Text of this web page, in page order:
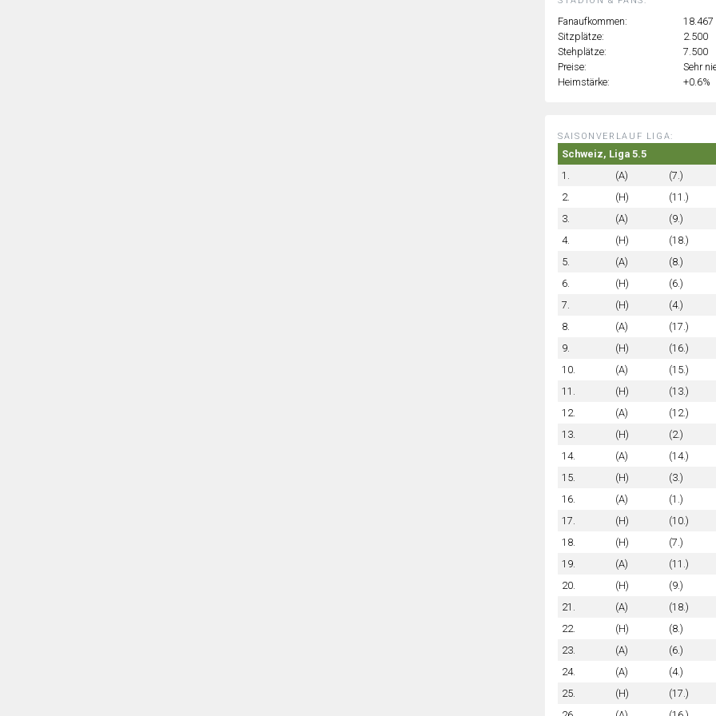
Fanaufkommen:
18.467
Sitzplätze:
2.500
Stehplätze:
7.500
Preise:
Sehr
Heimstärke:
+0.6%
SAISONVERLAUF LIGA:
Schweiz, Liga 5.5
1.
(A)
(7.)
2.
(H)
(11.)
3.
(A)
(9.)
4.
(H)
(18.)
5.
(A)
(8.)
6.
(H)
(6.)
7.
(H)
(4.)
8.
(A)
(17.)
9.
(H)
(16.)
10.
(A)
(15.)
11.
(H)
(13.)
12.
(A)
(12.)
13.
(H)
(2.)
14.
(A)
(14.)
15.
(H)
(3.)
16.
(A)
(1.)
17.
(H)
(10.)
18.
(H)
(7.)
19.
(A)
(11.)
20.
(H)
(9.)
21.
(A)
(18.)
22.
(H)
(8.)
23.
(A)
(6.)
24.
(A)
(4.)
25.
(H)
(17.)